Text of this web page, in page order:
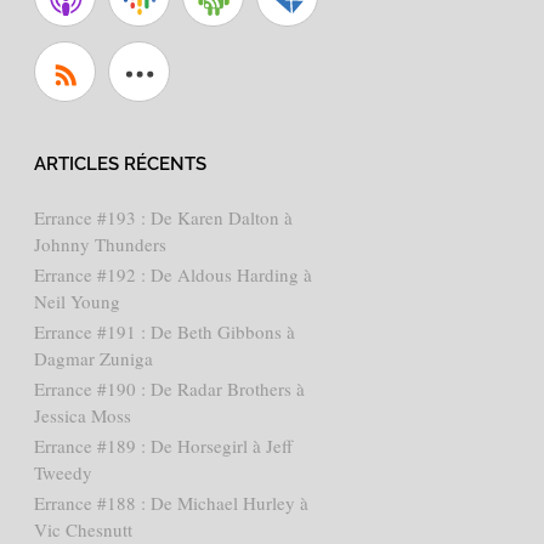
ARTICLES RÉCENTS
Errance #193 : De Karen Dalton à
Johnny Thunders
Errance #192 : De Aldous Harding à
Neil Young
Errance #191 : De Beth Gibbons à
Dagmar Zuniga
Errance #190 : De Radar Brothers à
Jessica Moss
Errance #189 : De Horsegirl à Jeff
Tweedy
Errance #188 : De Michael Hurley à
Vic Chesnutt